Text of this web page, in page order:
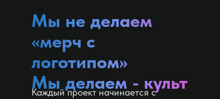
Каждый проект начинается с
Мы не делаем
«мерч с
логотипом»
Мы делаем - культ